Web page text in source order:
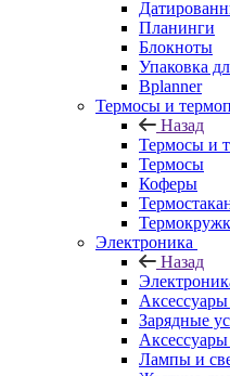
Планинги
Блокноты
Упаковка
Bplanner
Термосы и
Назад
Термосы и
Термосы
Коферы
Электроника
Назад
Зарядные
Лампы и